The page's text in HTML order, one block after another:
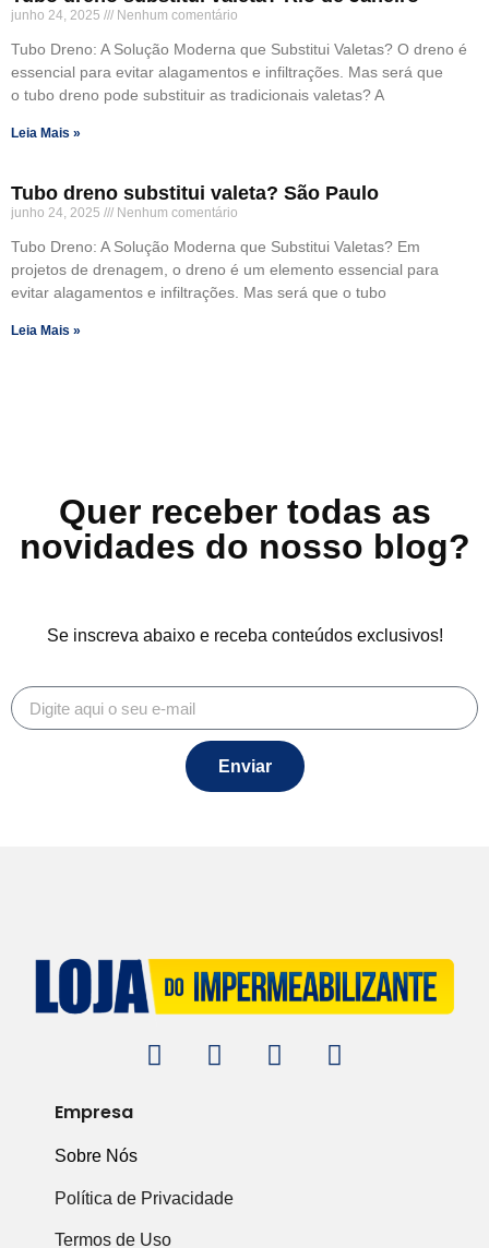
junho 24, 2025 Nenhum comentário
Tubo Dreno: A Solução Moderna que Substitui Valetas? O dreno é
essencial para evitar alagamentos e infiltrações. Mas será que
o tubo dreno pode substituir as tradicionais valetas? A
Leia Mais »
Tubo dreno substitui valeta? São Paulo
junho 24, 2025 Nenhum comentário
Tubo Dreno: A Solução Moderna que Substitui Valetas? Em
projetos de drenagem, o dreno é um elemento essencial para
evitar alagamentos e infiltrações. Mas será que o tubo
Leia Mais »
Quer receber todas as
novidades do nosso blog?
Se inscreva abaixo e receba conteúdos exclusivos!
Enviar
Empresa
Sobre Nós
Política de Privacidade
Termos de Uso